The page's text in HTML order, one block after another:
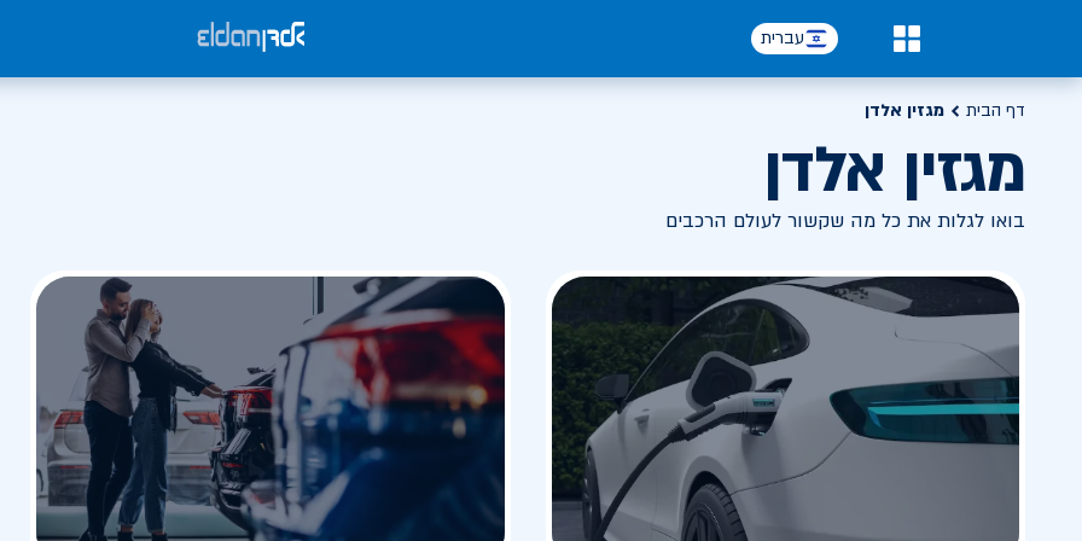
עברית
דף הבית מגזין אלדן
מגזין אלדן
בואו לגלות את כל מה שקשור לעולם הרכבים